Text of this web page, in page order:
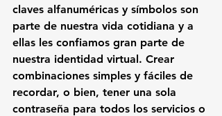
claves alfanuméricas y símbolos son
parte de nuestra vida cotidiana y a
ellas les confiamos gran parte de
nuestra identidad virtual. Crear
combinaciones simples y fáciles de
recordar, o bien, tener una sola
contraseña para todos los servicios o